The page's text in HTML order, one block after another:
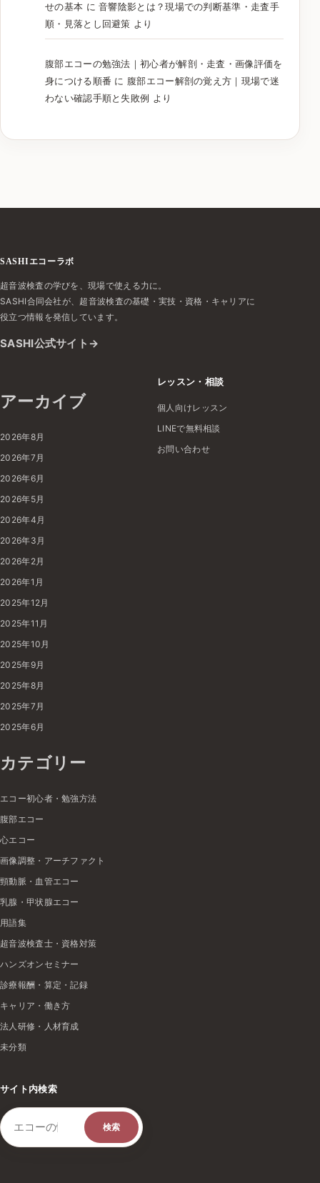
せの基本 に音響陰影とは？現場での判断基準・走査手
順・見落とし回避策 より
腹部エコーの勉強法｜初心者が解剖・走査・画像評価を
身につける順番 に 腹部エコー解剖の覚え方｜現場で迷
わない確認手順と失敗例 より
SASHIエコーラボ
超音波検査の学びを、現場で使える力に。
SASHI合同会社が、超音波検査の基礎・実技・資格・キャリアに
役立つ情報を発信しています。
SASHI公式サイト
アーカイブ
2026年8月
2026年7月
2026年6月
2026年5月
2026年4月
2026年3月
2026年2月
2026年1月
2025年12月
2025年11月
2025年10月
2025年9月
2025年8月
2025年7月
2025年6月
カテゴリー
エコー初心者・勉強方法
腹部エコー
心エコー
画像調整・アーチファクト
頸動脈・血管エコー
乳腺・甲状腺エコー
用語集
超音波検査士・資格対策
ハンズオンセミナー
診療報酬・算定・記録
キャリア・働き方
法人研修・人材育成
未分類
レッスン・相談
個人向けレッスン
LINEで無料相談
お問い合わせ
サイト内検索
検索キーワード
検索